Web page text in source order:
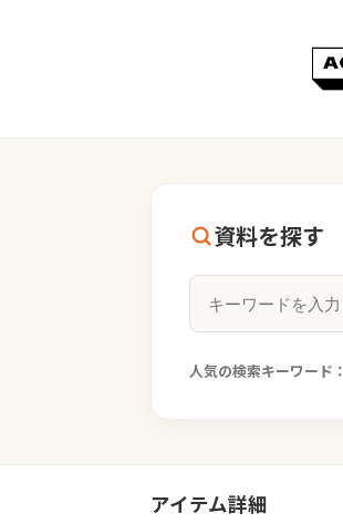
資料を探す
人気の検索キーワード：
アイテム詳細